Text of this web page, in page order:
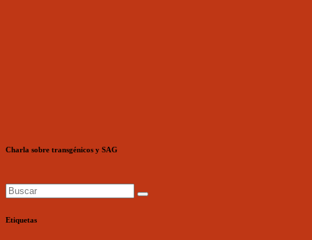
Charla sobre transgénicos y SAG
Etiquetas